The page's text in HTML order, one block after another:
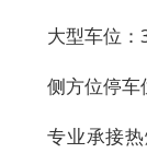
大型车位
侧方位停
专业承接